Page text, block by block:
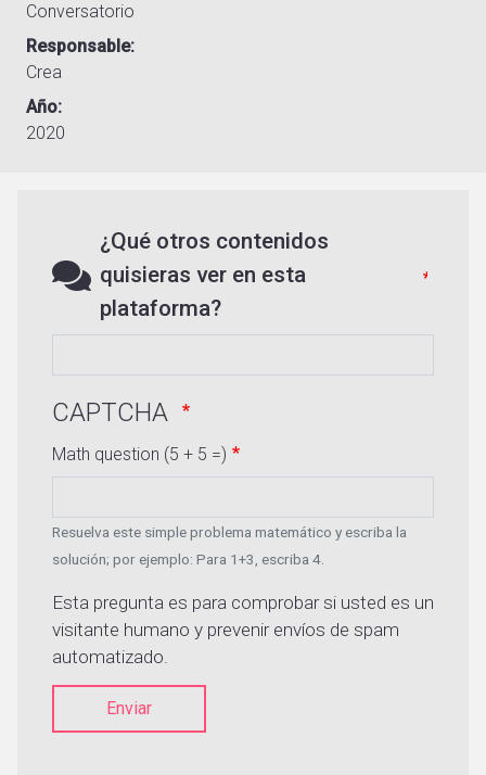
Conversatorio
Responsable
Crea
Año
2020
¿Qué otros contenidos
quisieras ver en esta
plataforma?
CAPTCHA
Math question (5 + 5 =)
Resuelva este simple problema matemático y escriba la
solución; por ejemplo: Para 1+3, escriba 4.
Esta pregunta es para comprobar si usted es un
visitante humano y prevenir envíos de spam
automatizado.
Enviar